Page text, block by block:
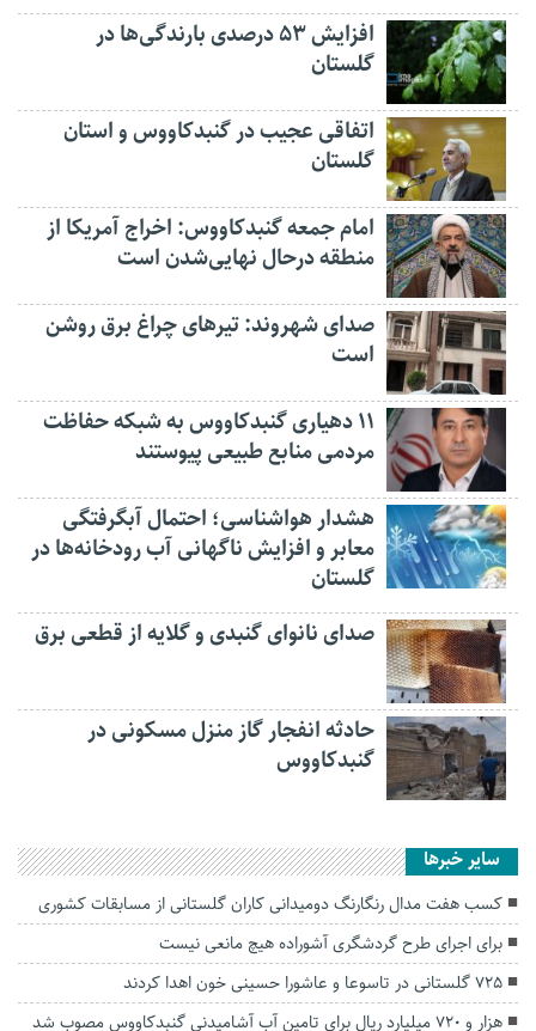
افزایش ۵۳ درصدی بارندگی‌ها در
گلستان
اتفاقی عجیب در‌ گنبدکاووس و استان
گلستان
امام جمعه گنبدکاووس: اخراج آمریکا از
منطقه درحال نهایی‌شدن است
صدای شهروند: تیرهای چراغ برق روشن
است
۱۱ دهیاری گنبدکاووس به شبکه حفاظت
مردمی منابع طبیعی پیوستند
هشدار هواشناسی؛ احتمال آبگرفتگی
معابر و افزایش ناگهانی آب رودخانه‌ها در
گلستان
صدای نانوای گنبدی و گلایه از قطعی برق
حادثه انفجار گاز منزل مسکونی در
گنبدکاووس
سایر خبرها
کسب هفت مدال رنگارنگ دومیدانی کاران گلستانی از مسابقات کشوری
برای اجرای طرح گردشگری آشوراده هیچ مانعی نیست
۷۲۵ گلستانی‌ در تاسوعا و عاشورا حسینی خون اهدا کردند
هزار و ۷۲۰ میلیارد ریال برای تامین آب آشامیدنی گنبدکاووس مصوب شد